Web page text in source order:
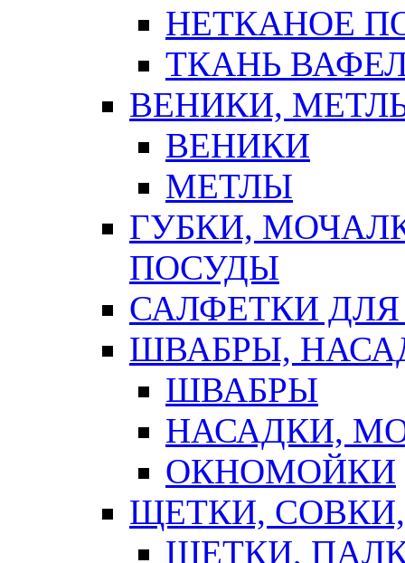
НЕТКАНОЕ
ТКАНЬ
ВЕНИКИ,
ВЕНИКИ
МЕТЛЫ
ГУБКИ,
ПОСУДЫ
САЛФЕТКИ
ШВАБРЫ,
ШВАБРЫ
НАСАДКИ,
ОКНОМОЙКИ
ЩЕТКИ,
ЩЕТКИ,